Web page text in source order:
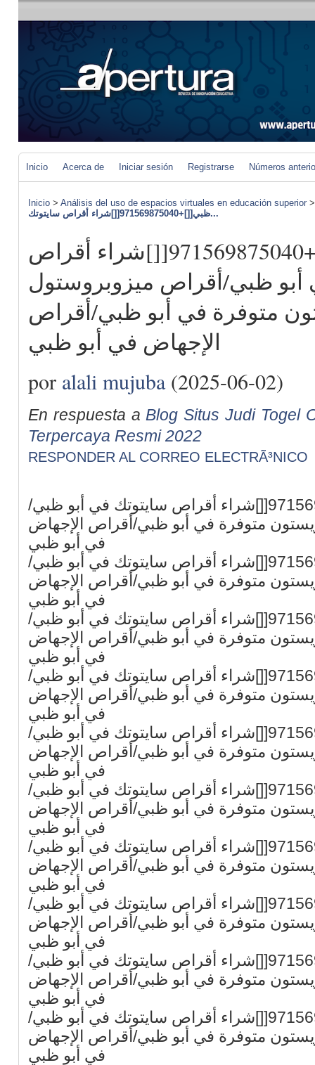
Inicio Acerca de Iniciar sesión Registrarse Números
Inicio > Análisis del uso de espacios virtuales en educación superior
ظبي[[]+971569875040[[]شراء أقراص سايتوتك...
في أبو ظبي[[]+971569875040[[]شراء أقراص
أبو ظبي/أقراص ميزوبروستول
متوفرة في أبو ظبي/أقراص
الإجهاض في أبو ظبي
por alali mujuba(2025-06-02)
En respuesta a Blog Situs Judi Togel
Terpercaya Resmi 2022
RESPONDER AL CORREO ELECTRÃ³NICO
في أبو ظبي[[]+971569875040[[]شراء أقراص سايتوتك في أبو ظبي/
متوفرة في أبو ظبي/أقراص الإجهاض
في أبو ظبي
في أبو ظبي[[]+971569875040[[]شراء أقراص سايتوتك في أبو ظبي/
متوفرة في أبو ظبي/أقراص الإجهاض
في أبو ظبي
في أبو ظبي[[]+971569875040[[]شراء أقراص سايتوتك في أبو ظبي/
متوفرة في أبو ظبي/أقراص الإجهاض
في أبو ظبي
في أبو ظبي[[]+971569875040[[]شراء أقراص سايتوتك في أبو ظبي/
متوفرة في أبو ظبي/أقراص الإجهاض
في أبو ظبي
في أبو ظبي[[]+971569875040[[]شراء أقراص سايتوتك في أبو ظبي/
متوفرة في أبو ظبي/أقراص الإجهاض
في أبو ظبي
في أبو ظبي[[]+971569875040[[]شراء أقراص سايتوتك في أبو ظبي/
متوفرة في أبو ظبي/أقراص الإجهاض
في أبو ظبي
في أبو ظبي[[]+971569875040[[]شراء أقراص سايتوتك في أبو ظبي/
متوفرة في أبو ظبي/أقراص الإجهاض
في أبو ظبي
في أبو ظبي[[]+971569875040[[]شراء أقراص سايتوتك في أبو ظبي/
متوفرة في أبو ظبي/أقراص الإجهاض
في أبو ظبي
في أبو ظبي[[]+971569875040[[]شراء أقراص سايتوتك في أبو ظبي/
متوفرة في أبو ظبي/أقراص الإجهاض
في أبو ظبي
في أبو ظبي[[]+971569875040[[]شراء أقراص سايتوتك في أبو ظبي/
متوفرة في أبو ظبي/أقراص الإجهاض
في أبو ظبي